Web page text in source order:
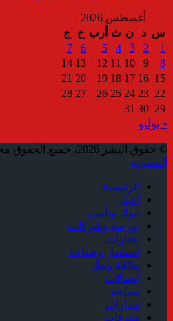
أغسطس 2026
س د ن ث أرب خ
ج
1
2
3
4
5
6
7
8
9
10
11
12
13
14
15
16
17
18
19
20
21
22
23
24
25
26
27
28
29
30
31
« يوليو
© حقوق النشر 2026، جميع الحقوق محفوظة |
المصرية
الرئيسية
أخبار
بنوك وتأمين
بورصة وشركات
عقارات
استثمار وصناعة
طاقة ونقل
إتصالات
سياحة
سيارات
منوعات